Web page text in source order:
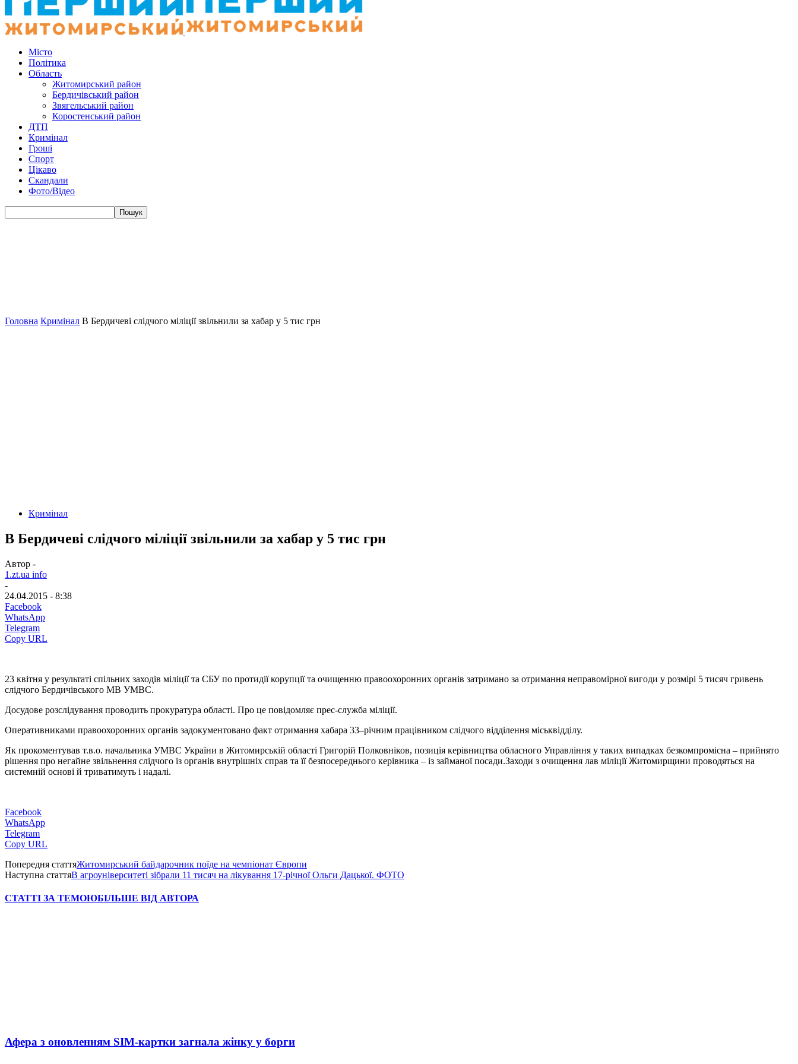
Місто
Політика
Область
Житомирський район
Бердичівський район
Звягельський район
Коростенський район
ДТП
Кримінал
Гроші
Спорт
Цікаво
Скандали
Фото/Відео
Головна Кримінал В Бердичеві слідчого міліції звільнили за хабар у 5 тис грн
Кримінал
В Бердичеві слідчого міліції звільнили за хабар у 5 тис грн
Автор -
1.zt.ua info
-
24.04.2015 - 8:38
Facebook
WhatsApp
Telegram
Copy URL
23 квітня у результаті спільних заходів міліції та СБУ по протидії корупції та очищенню правоохоронних органів затримано за отримання неправомірної вигоди у розмірі 5 тисяч гривень
слідчого Бердичівського МВ УМВС.
Досудове розслідування проводить прокуратура області. Про це повідомляє прес-служба міліції.
Оперативниками правоохоронних органів задокументовано факт отримання хабара 33–річним працівником слідчого відділення міськвідділу.
Як прокоментував т.в.о. начальника УМВС України в Житомирській області Григорій Полковніков, позиція керівництва обласного Управління у таких випадках безкомпромісна – прийнято
рішення про негайне звільнення слідчого із органів внутрішніх справ та її безпосереднього керівника – із займаної посади.Заходи з очищення лав міліції Житомирщини проводяться на
системній основі й триватимуть і надалі.
Facebook
WhatsApp
Telegram
Copy URL
Попередня статтяЖитомирський байдарочник поїде на чемпіонат Європи
Наступна статтяВ агроуніверситеті зібрали 11 тисяч на лікування 17-річної Ольги Дацької. ФОТО
СТАТТІ ЗА ТЕМОЮБІЛЬШЕ ВІД АВТОРА
Афера з оновленням SIM-картки загнала жінку у борги